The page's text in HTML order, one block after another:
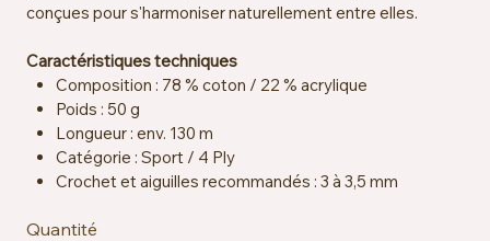
conçues pour s'harmoniser naturellement entre elles.
Caractéristiques techniques
Composition : 78 % coton / 22 % acrylique
Poids : 50 g
Longueur : env. 130 m
Catégorie : Sport / 4 Ply
Crochet et aiguilles recommandés : 3 à 3,5 mm
Certification : OEKO-TEX® Standard 100
Quantité